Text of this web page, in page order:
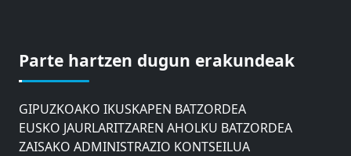
Parte hartzen dugun erakundeak
DONOSTIAKO UDALEKO MUGIKORTASUNERAKO
AHOLKU BATZORDEA
GIPUZKOAKO IKUSKAPEN BATZORDEA
EUSKO JAURLARITZAREN AHOLKU BATZORDEA
ZAISAKO ADMINISTRAZIO KONTSEILUA